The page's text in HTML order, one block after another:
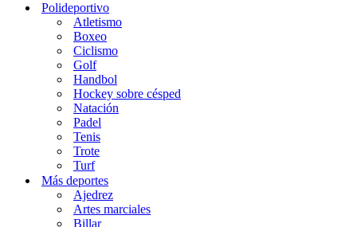
Polideportivo
Atletismo
Boxeo
Ciclismo
Golf
Handbol
Hockey sobre césped
Natación
Padel
Tenis
Trote
Turf
Más deportes
Ajedrez
Artes marciales
Billar